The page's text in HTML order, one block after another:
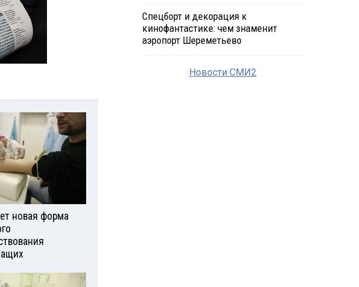
новая форма
Спецборт и декорация к
кинофантастике: чем знаменит
аэропорт Шереметьево
Новости СМИ2